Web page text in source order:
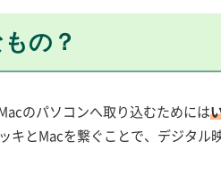
の？
のパソコンへ取り込むためには
キとMacを繋ぐことで、デジタル